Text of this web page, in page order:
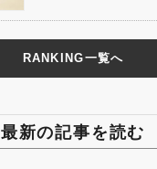
RANKING一覧へ
最新の記事を読む